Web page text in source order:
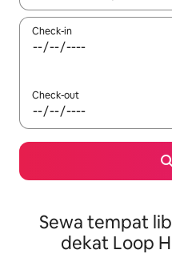
Check-in
Check-out
Sewa tempat
dekat Loop